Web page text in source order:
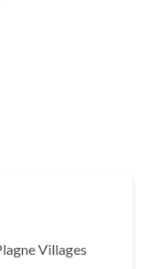
Villages